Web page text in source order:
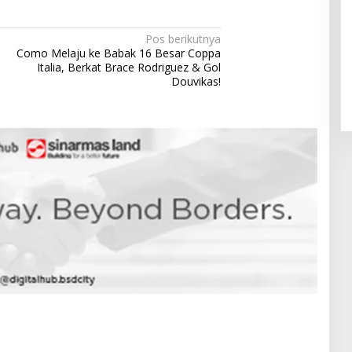
Pos berikutnya
Como Melaju ke Babak 16 Besar Coppa
Italia, Berkat Brace Rodriguez & Gol
Douvikas!
Pendaftaran Istana Dibuka,
Warga Berebut Kuota
Di Daerah, Nasional |